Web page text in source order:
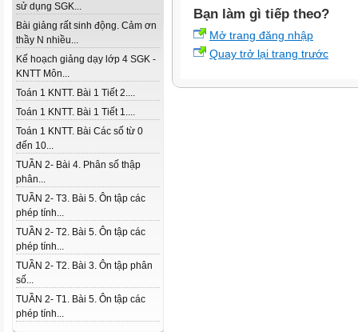
sử dụng SGK...
Bài giảng rất sinh động. Cảm ơn
thầy N nhiều...
Kế hoạch giảng dạy lớp 4 SGK -
KNTT Môn...
Toán 1 KNTT. Bài 1 Tiết 2....
Toán 1 KNTT. Bài 1 Tiết 1....
Toán 1 KNTT. Bài Các số từ 0
đến 10...
TUẦN 2- Bài 4. Phân số thập
phân...
TUẦN 2- T3. Bài 5. Ôn tập các
phép tính...
TUẦN 2- T2. Bài 5. Ôn tập các
phép tính...
TUẦN 2- T2. Bài 3. Ôn tập phân
số...
TUẦN 2- T1. Bài 5. Ôn tập các
phép tính...
Bạn làm gì tiếp theo?
Mở trang đăng nhập
Quay trở lại trang trước